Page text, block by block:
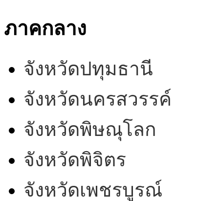
ภาคกลาง
จังหวัดปทุมธานี
จังหวัดนครสวรรค์
จังหวัดพิษณุโลก
จังหวัดพิจิตร
จังหวัดเพชรบูรณ์